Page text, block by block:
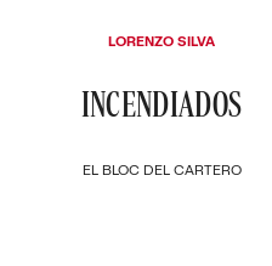
EL BLOC DEL CARTERO
INCENDIADOS
LORENZO SILVA